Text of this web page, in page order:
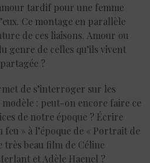
tardif pour une femme
Ce montage en parallèle
de ces liaisons. Amour ou
genre de celles qu’ils vivent
?
de s’interroger sur les
modèle : peut-on encore faire ce
de notre époque ? Écrire
» à l’époque de « Portrait de
très beau film de Céline
et Adèle Haenel ?